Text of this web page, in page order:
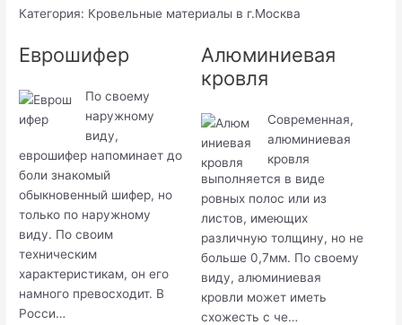
Категория: Кровельные материалы в г.Москва
Еврошифер
По своему
наружному
виду,
еврошифер напоминает до
боли знакомый
обыкновенный шифер, но
только по наружному
виду. По своим
техническим
характеристикам, он его
намного превосходит. В
Росси…
Алюминиевая
кровля
Современная,
алюминиевая
кровля
выполняется в виде
ровных полос или из
листов, имеющих
различную толщину, но не
больше 0,7мм. По своему
виду, алюминиевая
кровли может иметь
схожесть с че…